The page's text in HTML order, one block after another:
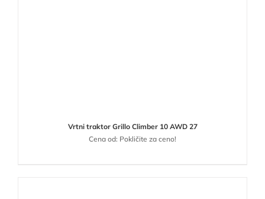
Vrtni traktor Grillo Climber 10 AWD 27
Cena od: Pokličite za ceno!